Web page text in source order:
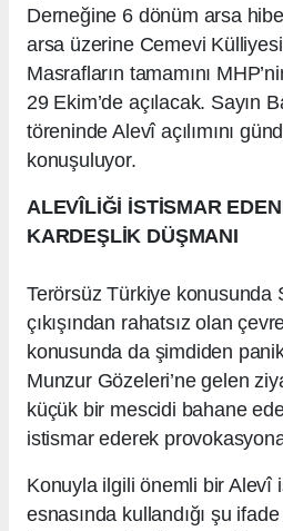
Derneğine 6 dönüm arsa
arsa üzerine Cemevi
Masrafların tamamını
29 Ekim’de açılacak. Sayın
töreninde Alevî açılımını
konuşuluyor.
ALEVÎLİĞİ İSTİSMAR
KARDEŞLİK DÜŞMANI
Terörsüz Türkiye konusunda
çıkışından rahatsız olan
konusunda da şimdiden
Munzur Gözeleri’ne gelen
küçük bir mescidi bahane
istismar ederek provokasyona
Konuyla ilgili önemli bir Alevî
esnasında kullandığı şu